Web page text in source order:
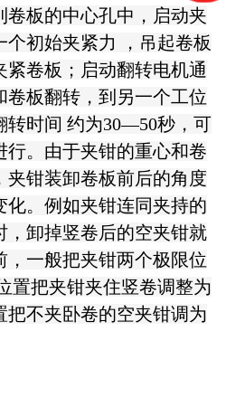
卷板的中心孔中，启动夹
个初始夹紧力 ，吊起卷板
紧卷板；启动翻转电机通
卷板翻转，到另一个工位
转时间 约为30—50秒，可
行。由于夹钳的重心和卷
夹钳装卸卷板前后的角度
化。例如夹钳连同夹持的
，卸掉竖卷后的空夹钳就
，一般把夹钳两个极限位
置把夹钳夹住竖卷调整为
把不夹卧卷的空夹钳调为